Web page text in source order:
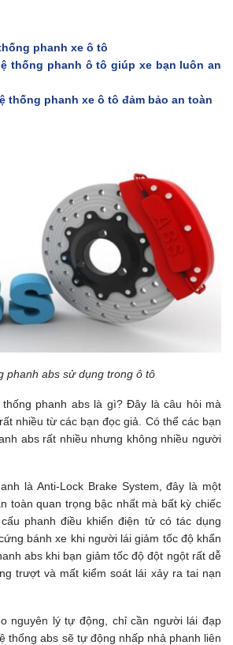
phanh xe ô tô
thống phanh ô tô giúp xe bạn luôn an
thống phanh xe ô tô đảm bảo an toàn
phanh abs sử dụng trong ô tô
phanh abs là gì? Đây là câu hỏi mà
nhiều từ các bạn đọc giả. Có thể các bạn
abs rất nhiều nhưng không nhiều người
là Anti-Lock Brake System, đây là một
toàn quan trọng bậc nhất mà bất kỳ chiếc
phanh điều khiển điện tử có tác dụng
bánh xe khi người lái giảm tốc độ khẩn
abs khi bạn giảm tốc độ đột ngột rất dễ
trượt và mất kiểm soát lái xảy ra tai nạn
nguyên lý tự động, chỉ cần người lái đạp
thống abs sẽ tự động nhấp nhả phanh liên